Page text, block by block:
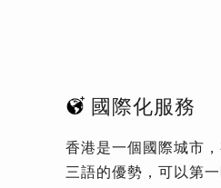
國際化服務
香港是一個國際城市
三語的優勢，可以第